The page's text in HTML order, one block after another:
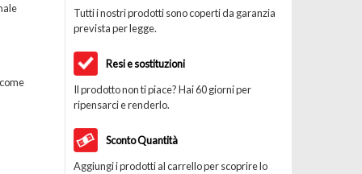
Tutti i nostri prodotti sono coperti da garanzia
prevista per legge.
Resi e sostituzioni
Il prodotto non ti piace? Hai 60 giorni per
ripensarci e renderlo.
Sconto Quantità
Aggiungi i prodotti al carrello per scoprire lo